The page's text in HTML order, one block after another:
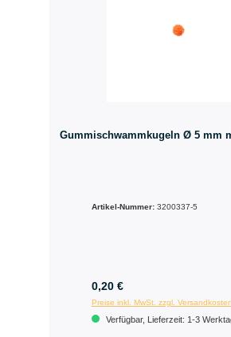
Gummischwammkugeln Ø 5 mm
Artikel-Nummer: 3200337-5
0,20 €
Preise inkl. MwSt. zzgl. Versandkosten
Verfügbar, Lieferzeit: 1-3